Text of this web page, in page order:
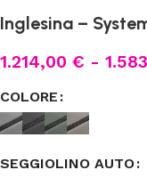
Inglesina –
1.214,00 € -
COLORE
SEGGIOLINO AUTO